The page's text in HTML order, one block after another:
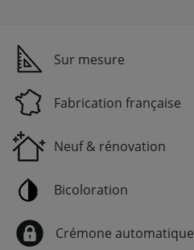
Sur mesure
Fabrication française
Neuf & rénovation
Bicoloration
Crémone automatique